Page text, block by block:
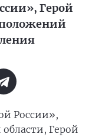
Герой
России»,
области, Герой